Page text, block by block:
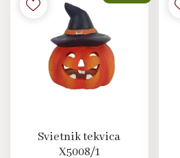
Svietnik tekvica
X5008/1